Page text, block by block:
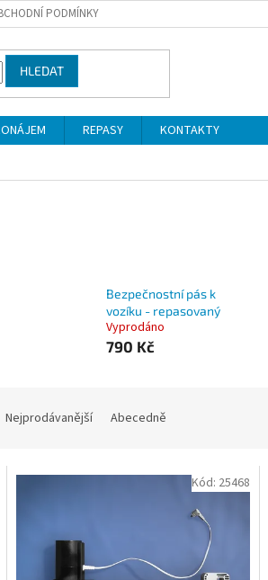
PODMÍNKY
HLEDAT
REPASY
KONTAKTY
Bezpečnostní pás k
vozíku - repasovaný
Vyprodáno
790 Kč
Nejprodávanější Abecedně
Kód: 25468